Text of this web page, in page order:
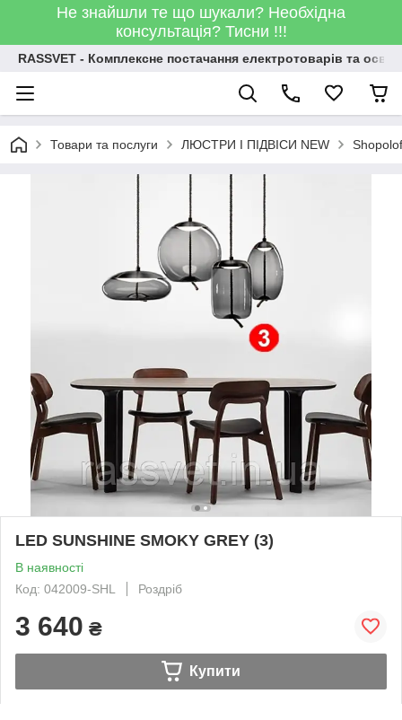
Не знайшли те що шукали? Необхідна
консультація? Тисни !!!
RASSVET - Комплексне постачання електротоварів та
Товари та послуги ЛЮСТРИ І ПІДВІСИ NEW
LED SUNSHINE SMOKY GREY (3)
В наявності
Код: 042009-SHL
Роздріб
3 640 ₴
Купити